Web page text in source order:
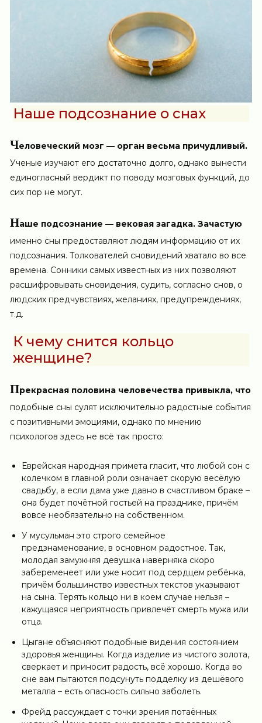
Наше подсознание о снах
Человеческий мозг — орган весьма причудливый.
Ученые изучают его достаточно долго, однако вынести
единогласный вердикт по поводу мозговых функций, до
сих пор не могут.
Наше подсознание — вековая загадка. Зачастую
именно сны предоставляют людям информацию от их
подсознания. Толкователей сновидений хватало во все
времена. Сонники самых известных из них позволяют
расшифровывать сновидения, судить, согласно снов, о
людских предчувствиях, желаниях, предупреждениях,
т.д.
К чему снится кольцо
женщине?
Прекрасная половина человечества привыкла, что
подобные сны сулят исключительно радостные события
с позитивными эмоциями, однако по мнению
психологов здесь не всё так просто:
Еврейская народная примета гласит, что любой сон с
колечком в главной роли означает скорую весёлую
свадьбу, а если дама уже давно в счастливом браке –
она будет почётной гостьей на празднике, причём
вовсе необязательно на собственном.
У мусульман это строго семейное
предзнаменование, в основном радостное. Так,
молодая замужняя девушка наверняка скоро
забеременеет или уже носит под сердцем ребёнка,
причём большинство известных текстов указывают
на сына. Терять кольцо ни в коем случае нельзя –
кажущаяся неприятность привлечёт смерть мужа или
отца.
Цыгане объясняют подобные видения состоянием
здоровья женщины. Когда изделие из чистого золота,
сверкает и приносит радость, всё хорошо. Когда во
сне вам пытаются подсунуть подделку из дешёвого
металла – есть опасность сильно заболеть.
Фрейд рассуждает с точки зрения потаённых